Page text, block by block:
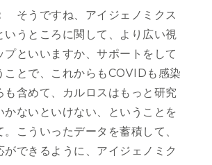
そうですね、アイジェノミクス
いうところに関して、より広い視
プといいますか、サポートをして
ことで、これからもCOVIDも感染
も含めて、カルロスはもっと研究
かないといけない、ということを
こういったデータを蓄積して、
ができるように、アイジェノミク